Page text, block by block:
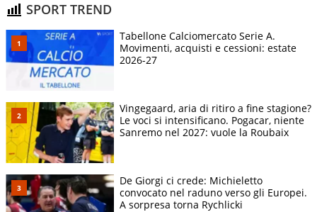
SPORT TREND
Tabellone Calciomercato Serie A.
Movimenti, acquisti e cessioni: estate
2026-27
Vingegaard, aria di ritiro a fine stagione?
Le voci si intensificano. Pogacar, niente
Sanremo nel 2027: vuole la Roubaix
De Giorgi ci crede: Michieletto
convocato nel raduno verso gli Europei.
A sorpresa torna Rychlicki